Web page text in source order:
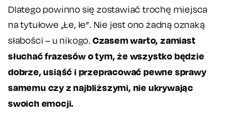
Dlatego powinno się zostawiać trochę miejsca
na tytułowe „Łe, łe”. Nie jest ono żadną oznaką
słabości – u nikogo. Czasem warto, zamiast
słuchać frazesów o tym, że wszystko będzie
dobrze, usiąść i przepracować pewne sprawy
samemu czy z najbliższymi, nie ukrywając
swoich emocji.